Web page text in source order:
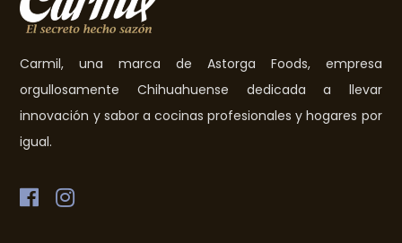
Carmil, una marca de Astorga Foods, empresa
orgullosamente Chihuahuense dedicada a llevar
innovación y sabor a cocinas profesionales y hogares por
igual.